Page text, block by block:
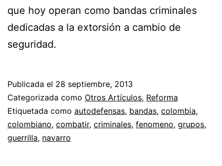
que hoy operan como bandas criminales
dedicadas a la extorsión a cambio de
seguridad.
Publicada el 28 septiembre, 2013
Categorizada como Otros Artículos, Reforma
Etiquetada como autodefensas, bandas, colombia,
colombiano, combatir, criminales, fenomeno, grupos,
guerrilla, navarro